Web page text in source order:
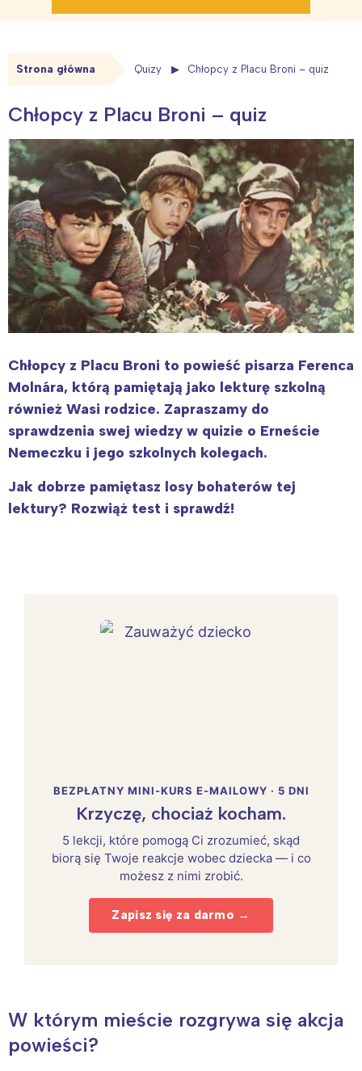
Strona główna Quizy Chłopcy z Placu Broni – quiz
Chłopcy z Placu Broni – quiz
Chłopcy z Placu Broni to powieść pisarza Ferenca
Molnára, którą pamiętają jako lekturę szkolną
również Wasi rodzice. Zapraszamy do
sprawdzenia swej wiedzy w quizie o Erneście
Nemeczku i jego szkolnych kolegach.
Jak dobrze pamiętasz losy bohaterów tej
lektury? Rozwiąż test i sprawdź!
BEZPŁATNY MINI-KURS E-MAILOWY · 5 DNI
Krzyczę, chociaż kocham.
5 lekcji, które pomogą Ci zrozumieć, skąd
biorą się Twoje reakcje wobec dziecka — i co
możesz z nimi zrobić.
Zapisz się za darmo →
W którym mieście rozgrywa się akcja
powieści?